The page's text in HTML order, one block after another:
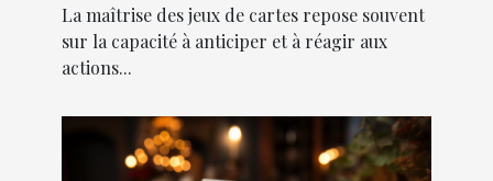
La maîtrise des jeux de cartes repose souvent
sur la capacité à anticiper et à réagir aux
actions...